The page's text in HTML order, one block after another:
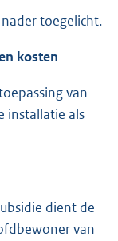
toegelicht.
kosten
van
installatie als
dient de
van